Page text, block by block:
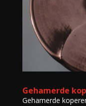
Gehamerde
Gehamerde